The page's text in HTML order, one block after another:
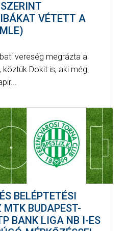
VÉTETT A
vereség megrázta a
Dokit is, aki még
BELÉPTETÉSI
BUDAPEST-
BANK LIGA NB I-ES